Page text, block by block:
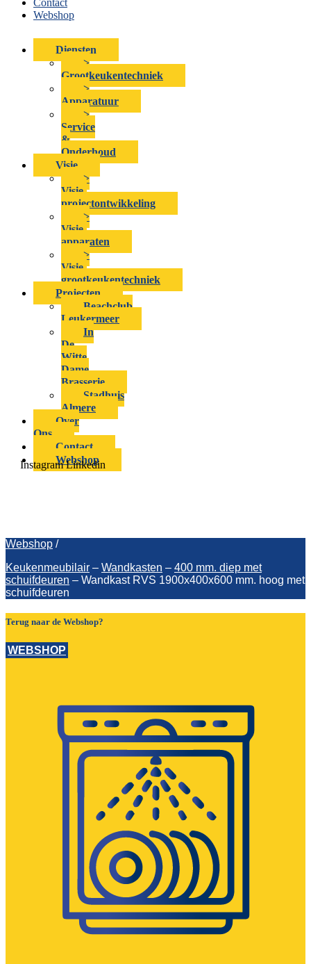
Contact
Webshop
Diensten
>
Grootkeukentechniek
>
Apparatuur
>
Service
&
Onderhoud
Visie
>
Visie-
projectontwikkeling
>
Visie-
apparaten
>
Visie-
grootkeukentechniek
Projecten
Beachclub
Leukermeer
In
De
Witte
Dame
Brasserie
Stadhuis
Almere
Over
Ons
Contact
Webshop
Instagram Linkedin
Webshop /
Keukenmeubilair – Wandkasten – 400 mm. diep met
schuifdeuren – Wandkast RVS 1900x400x600 mm. hoog met
schuifdeuren
Terug naar de Webshop?
WEBSHOP